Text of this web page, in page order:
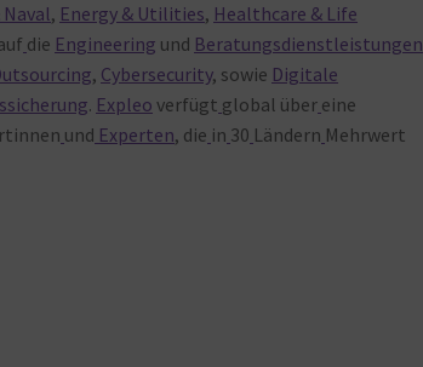
Naval, Energy & Utilities, Healthcare & Life
die Engineering und Beratungsdienstleistungen
, Cybersecurity, sowie Digitale
. Expleo verfügt global über eine
und Experten, die in 30 Ländern Mehrwert